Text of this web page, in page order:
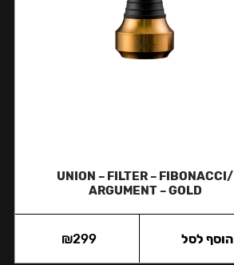
UNION – FILTER – FIBONACCI/
ARGUMENT – GOLD
₪299 הוסף לסל